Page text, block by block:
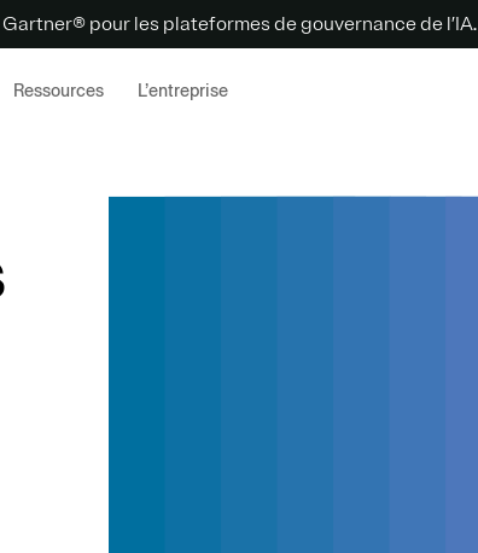
pour les plateformes de gouvernance de l’IA.
Ressources L’entreprise